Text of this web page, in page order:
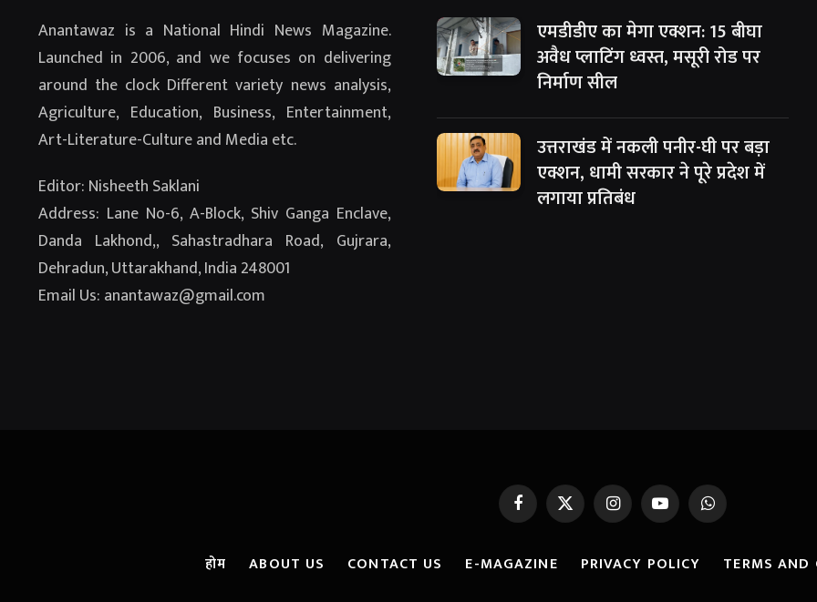
Anantawaz is a National Hindi News Magazine.
Launched in 2006, and we focuses on delivering
around the clock Different variety news analysis,
Agriculture, Education, Business, Entertainment,
Art-Literature-Culture and Media etc.
Editor: Nisheeth Saklani
Address: Lane No-6, A-Block, Shiv Ganga Enclave,
Danda Lakhond,, Sahastradhara Road, Gujrara,
Dehradun, Uttarakhand, India 248001
Email Us: anantawaz@gmail.com
एमडीडीए का मेगा एक्शन: 15 बीघा
अवैध प्लाटिंग ध्वस्त, मसूरी रोड पर
निर्माण सील
उत्तराखंड में नकली पनीर-घी पर बड़ा
एक्शन, धामी सरकार ने पूरे प्रदेश में
लगाया प्रतिबंध
FacebookX
(Twitter)
InstagramYouTubeWhatsApp
होम ABOUT US CONTACT US E-MAGAZINE PRIVACY POLICY TERMS